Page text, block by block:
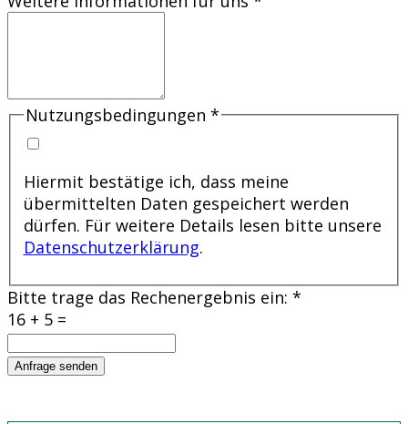
Nutzungsbedingungen *
Hiermit bestätige ich, dass meine
übermittelten Daten gespeichert werden
dürfen. Für weitere Details lesen bitte unsere
Datenschutzerklärung.
Bitte trage das Rechenergebnis ein: *
16 + 5 =
Anfrage senden